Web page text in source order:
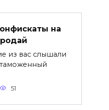
на
из вас слышали
51